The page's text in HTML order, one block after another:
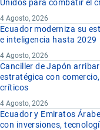
Unidos para combatir el
4 Agosto, 2026
Ecuador moderniza su
e inteligencia hasta 2029
4 Agosto, 2026
Canciller de Japón
estratégica con
críticos
4 Agosto, 2026
Ecuador y Emiratos
con inversiones,